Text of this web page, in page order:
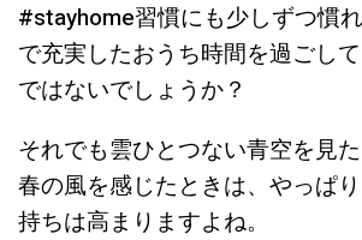
#stayhome習慣にも少しずつ慣
で充実したおうち時間を過ごし
ではないでしょうか？
それでも雲ひとつない青空を見
春の風を感じたときは、やっぱ
持ちは高まりますよね。